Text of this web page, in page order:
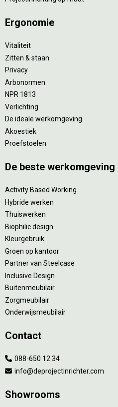
Ergonomie
Vitaliteit
Zitten & staan
Privacy
Arbonormen
NPR 1813
Verlichting
De ideale werkomgeving
Akoestiek
Proefstoelen
De beste werkomgeving
Activity Based Working
Hybride werken
Thuiswerken
Biophilic design
Kleurgebruik
Groen op kantoor
Partner van Steelcase
Inclusive Design
Buitenmeubilair
Zorgmeubilair
Onderwijsmeubilair
Contact
088-650 12 34
info@deprojectinrichter.com
Showrooms